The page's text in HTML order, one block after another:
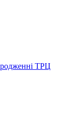
ТРЦ